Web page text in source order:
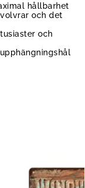
hållbarhet
och det
och